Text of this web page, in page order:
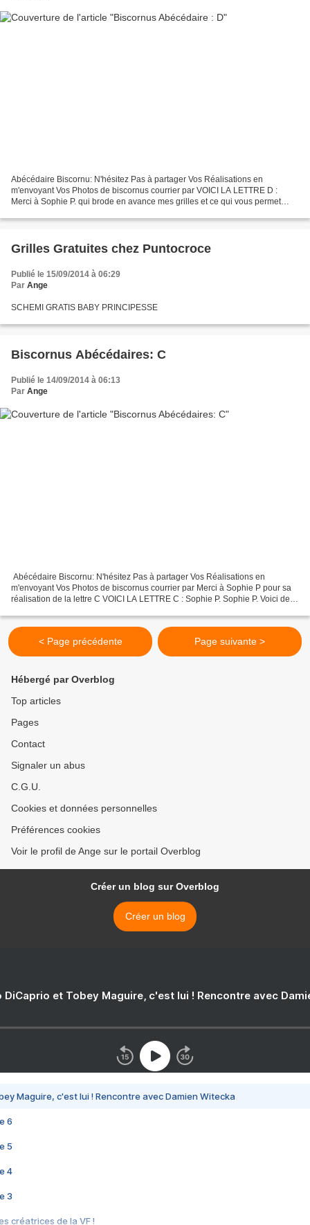
Abécédaire Biscornu: N'hésitez Pas à partager Vos Réalisations en
m'envoyant Vos Photos de biscornus courrier par VOICI LA LETTRE D :
Merci à Sophie P. qui brode en avance mes grilles et ce qui vous permet
Grilles Gratuites chez Puntocroce
Publié le 15/09/2014 à 06:29
Par Ange
SCHEMI GRATIS BABY PRINCIPESSE
Biscornus Abécédaires: C
Publié le 14/09/2014 à 06:13
Par Ange
​ Abécédaire Biscornu: N'hésitez Pas à partager Vos Réalisations en
m'envoyant Vos Photos de biscornus courrier par Merci à Sophie P pour sa
réalisation de la lettre C VOICI LA LETTRE C : Sophie P. Sophie P. Voici de
< Page précédente Page suivante >
Hébergé par Overblog
Top articles
Pages
Contact
Signaler un abus
C.G.U.
Cookies et données personnelles
Préférences cookies
Voir le profil de Ange sur le portail Overblog
Créer un blog sur Overblog
Créer un blog
DiCaprio et Tobey Maguire, c'est lui ! Rencontre avec
Maguire, c'est lui ! Rencontre avec Damien Witecka
6
5
4
3
créatrices de la VF !